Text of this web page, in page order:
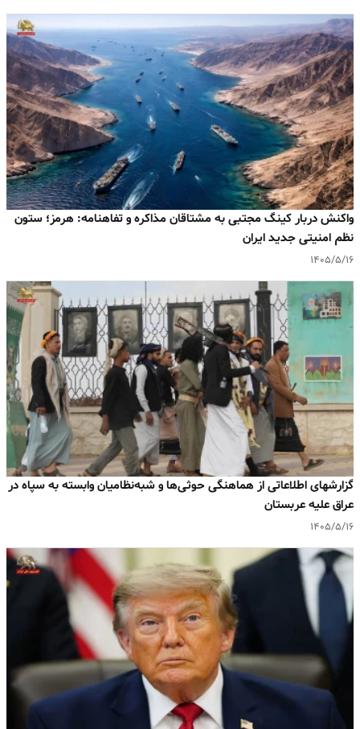
واکنش دربار کینگ مجتبی به مشتاقان مذاکره و تفاهنامه: هرمز؛ ستون
نظم امنیتی جدید ایران
۱۴۰۵/۵/۱۶
گزارشهای اطلاعاتی از هماهنگی حوثی‌ها و شبه‌نظامیان وابسته به سپاه در
عراق علیه عربستان
۱۴۰۵/۵/۱۶